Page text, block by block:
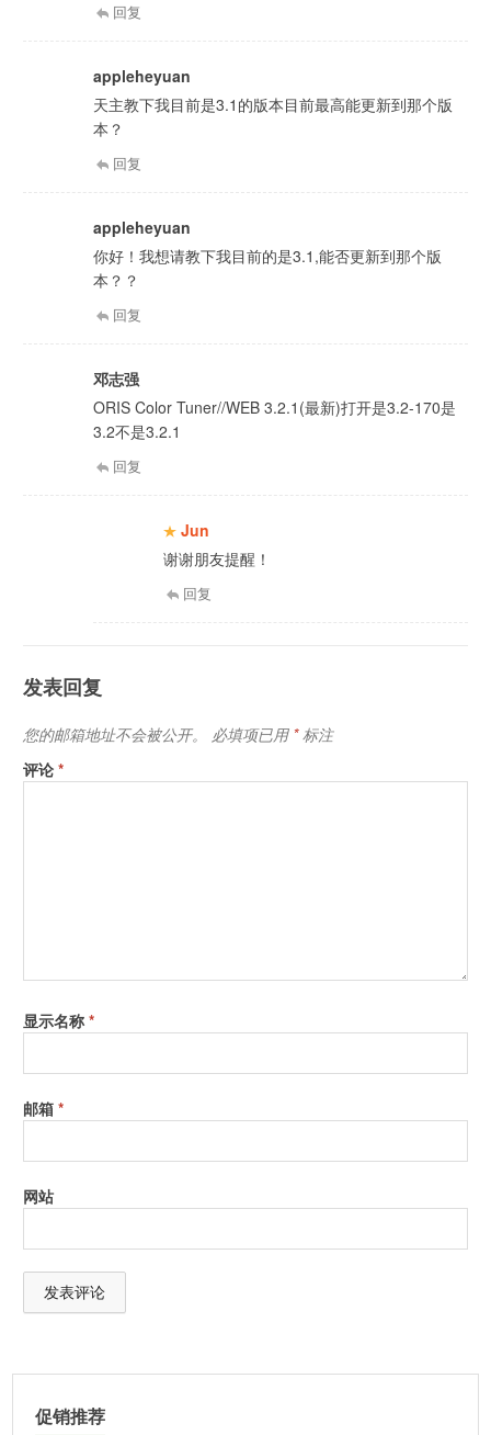
回复
appleheyuan
天主教下我目前是3.1的版本目前最高能更新到那个版
本？
回复
appleheyuan
你好！我想请教下我目前的是3.1,能否更新到那个版
本？？
回复
邓志强
ORIS Color Tuner//WEB 3.2.1(最新)打开是3.2-170是
3.2不是3.2.1
回复
Jun
谢谢朋友提醒！
回复
发表回复
您的邮箱地址不会被公开。 必填项已用 *标注
评论*
显示名称*
邮箱*
网站
l
促销推荐